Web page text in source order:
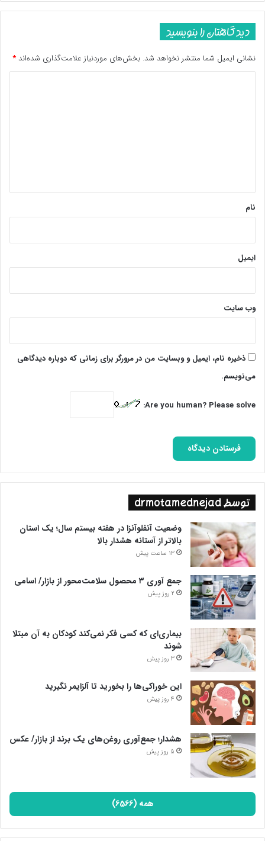
دیدگاهتان را بنویسید
نشانی ایمیل شما منتشر نخواهد شد. بخش‌های موردنیاز علامت‌گذاری شده‌اند *
نام
ایمیل
وب‌ سایت
ذخیره نام، ایمیل و وبسایت من در مرورگر برای زمانی که دوباره دیدگاهی
می‌نویسم.
Are you human? Please solve:
توسط drmotamednejad
وضعیت آنفلوآنزا در هفته بیستم سال؛ یک استان
بالاتر از آستانه هشدار بالا
13 ساعت پیش
جمع آوری ۳ محصول سلامت‌محور از بازار/ اسامی
2 روز پیش
بیماری‌ای که کسی فکر نمی‌کند کودکان به آن مبتلا
شوند
3 روز پیش
این خوراکی‌ها را بخورید تا آلزایمر نگیرید
4 روز پیش
هشدار؛ جمع‌آوری روغن‌های یک برند از بازار/ عکس
5 روز پیش
همه (6566)